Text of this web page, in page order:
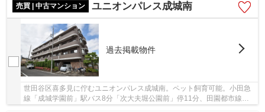
売買 | 中古マンション
ユニオンパレス成城南
過去掲載物件
世田谷区喜多見に佇むユニオンパレス成城南。ペット飼育可能。小田急
線「成城学園前」駅バス8分「次大夫堀公園前」停11分、田園都市線